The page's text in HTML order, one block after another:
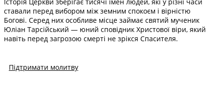
ставали перед вибором між земним спокоєм і вірністю
Богові. Серед них особливе місце займає святий мученик
Юліан Тарсійський — юний сповідник Христової віри, який
навіть перед загрозою смерті не зрікся Спасителя.
Підтримати молитву